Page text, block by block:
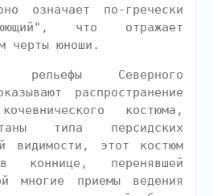
означает по-гречески
что отражает
черты юноши.
рельефы Северного
распространение
костюма,
типа персидских
видимости, этот костюм
в коннице, перенявшей
многие приемы ведения